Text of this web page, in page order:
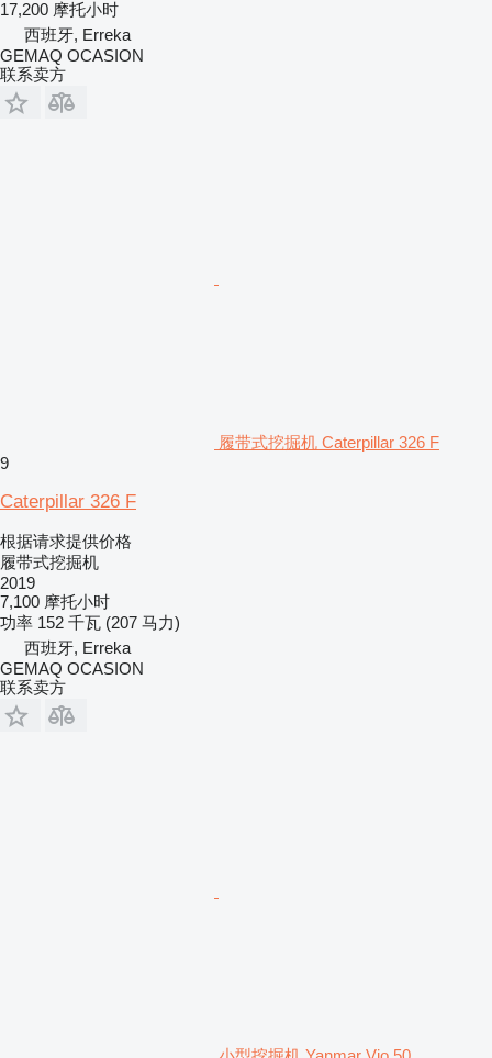
17,200 摩托小时
西班牙, Erreka
GEMAQ OCASION
联系卖方
履带式挖掘机 Caterpillar 326 F
9
Caterpillar 326 F
根据请求提供价格
履带式挖掘机
2019
7,100 摩托小时
功率 152 千瓦 (207 马力)
西班牙, Erreka
GEMAQ OCASION
联系卖方